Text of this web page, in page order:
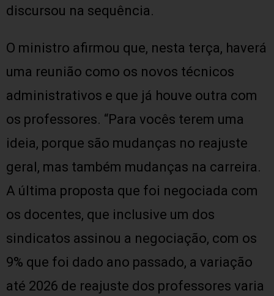
discursou na sequência.
O ministro afirmou que, nesta terça, haverá
uma reunião como os novos técnicos
administrativos e que já houve outra com
os professores. “Para vocês terem uma
ideia, porque são mudanças no reajuste
geral, mas também mudanças na carreira.
A última proposta que foi negociada com
os docentes, que inclusive um dos
sindicatos assinou a negociação, com os
9% que foi dado ano passado, a variação
até 2026 de reajuste dos professores varia